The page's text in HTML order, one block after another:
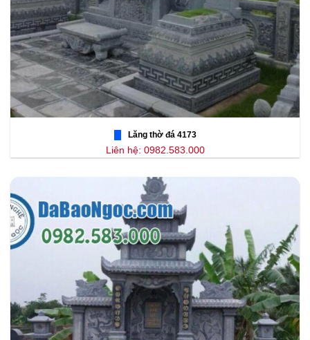
Lăng thờ đá 4173
Liên hệ: 0982.583.000